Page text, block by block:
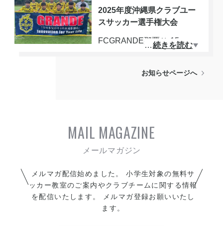
まだまだ満足せずに日々のト
レーニンから
頑張っていきましょう🔥
2年生代表れん
1年生代表りく
から先輩達へ思いを伝えてく
笑いあり、涙あり、感動あり
の卒団式となりました。
8期生はこれから素晴らしい
高校生活が始まりす。
夢に向かって本気で進んで下
さい。
◎FCGRANDE那覇U-13 1st
チーム
しょうま(ゼルバサッカース
クール)
クール)
⚽️準決勝
🆚️ ソリダライズ
2025年度沖縄県クラブユー
スサッカー選手権大会
FCGRANDE那覇Ｕ-15
ッカー選手権大会
1ー1
PK戦
☆準々決勝
VS エステピコ
…続きを読む
お知らせページへ
MAIL MAGAZINE
メルマガ配信始めました。 小学生対象の無料サ
ッカー教室のご案内やクラブチームに関する情報
を配信いたします。 メルマガ登録お願いいたし
ます。